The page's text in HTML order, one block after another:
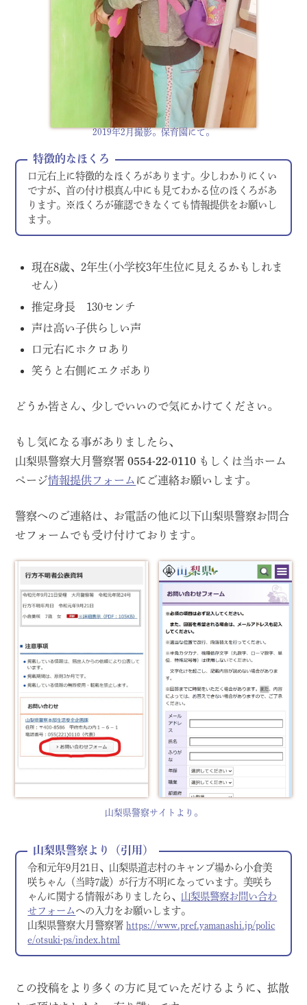
2019年2月撮影。保育園にて。
特徴的なほくろ
口元右上に特徴的なほくろがあります。少しわかりにくい
ですが、首の付け根真ん中にも見てわかる位のほくろがあ
ります。※ほくろが確認できなくても情報提供をお願いし
ます。
現在8歳、2年生(小学校3年生位に見えるかもしれま
せん)
推定身長 130センチ
声は高い子供らしい声
口元右にホクロあり
笑うと右側にエクボあり
どうか皆さん、少しでいいので気にかけてください。
もし気になる事がありましたら、
山梨県警察大月警察署0554-22-0110 もしくは当ホーム
ページ情報提供フォーム にご連絡お願いします。
警察へのご連絡は、お電話の他に以下山梨県警察お問合
せフォームでも受け付けております。
山梨県警察サイトより。
山梨県警察より（引用）
令和元年9月21日、山梨県道志村のキャンプ場から小倉美
咲ちゃん（当時7歳）が行方不明になっています。美咲ち
ゃんに関する情報がありましたら、 山梨県警察お問い合わ
せフォーム への入力をお願いします。
山梨県警察大月警察署https://www.pref.yamanashi.jp/polic
e/otsuki-ps/index.html
この投稿をより多くの方に見ていただけるように、拡散